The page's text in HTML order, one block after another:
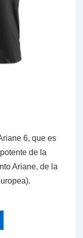
6, que es
de la
Ariane, de la